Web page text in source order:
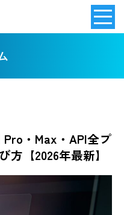
・Max・API全プ
【2026年最新】